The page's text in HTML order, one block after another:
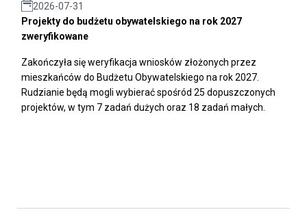
2026-07-31
Projekty do budżetu obywatelskiego na rok 2027
zweryfikowane
Zakończyła się weryfikacja wniosków złożonych przez
mieszkańców do Budżetu Obywatelskiego na rok 2027.
Rudzianie będą mogli wybierać spośród 25 dopuszczonych
projektów, w tym 7 zadań dużych oraz 18 zadań małych.